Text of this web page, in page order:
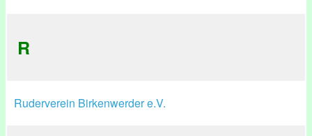
R
Ruderverein Birkenwerder e.V.